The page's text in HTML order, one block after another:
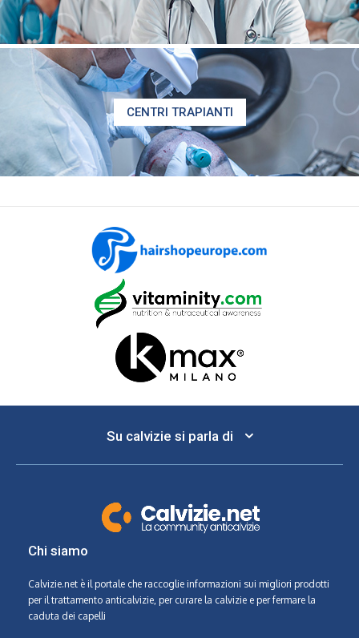
CENTRI TRAPIANTI
Su calvizie si parla di
Chi siamo
Calvizie.net è il portale che raccoglie informazioni sui migliori prodotti
per il trattamento anticalvizie, per curare la calvizie e per fermare la
caduta dei capelli